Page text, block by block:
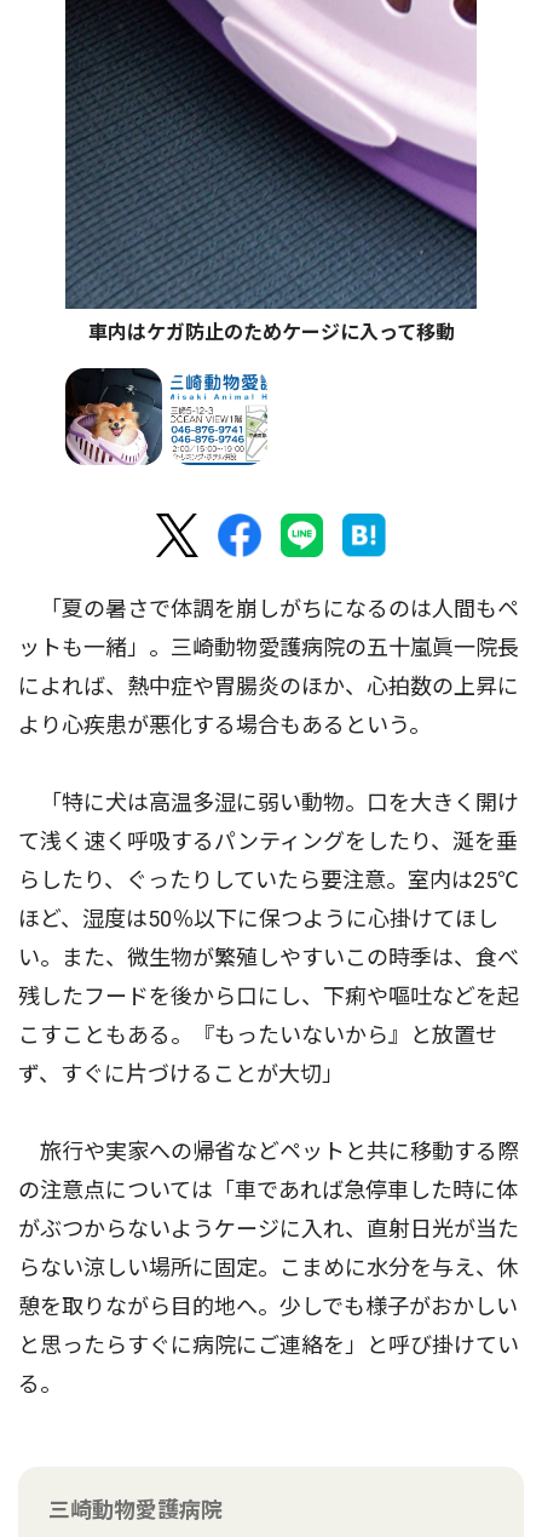
車内はケガ防止のためケージに入って移動
「夏の暑さで体調を崩しがちになるのは人間もペ
ットも一緒」。三崎動物愛護病院の五十嵐眞一院長
によれば、熱中症や胃腸炎のほか、心拍数の上昇に
より心疾患が悪化する場合もあるという。
「特に犬は高温多湿に弱い動物。口を大きく開け
て浅く速く呼吸するパンティングをしたり、涎を垂
らしたり、ぐったりしていたら要注意。室内は25℃
ほど、湿度は50％以下に保つように心掛けてほし
い。また、微生物が繁殖しやすいこの時季は、食べ
残したフードを後から口にし、下痢や嘔吐などを起
こすこともある。『もったいないから』と放置せ
ず、すぐに片づけることが大切」
旅行や実家への帰省などペットと共に移動する際
の注意点については「車であれば急停車した時に体
がぶつからないようケージに入れ、直射日光が当た
らない涼しい場所に固定。こまめに水分を与え、休
憩を取りながら目的地へ。少しでも様子がおかしい
と思ったらすぐに病院にご連絡を」と呼び掛けてい
る。
三崎動物愛護病院